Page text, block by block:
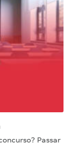
Passar